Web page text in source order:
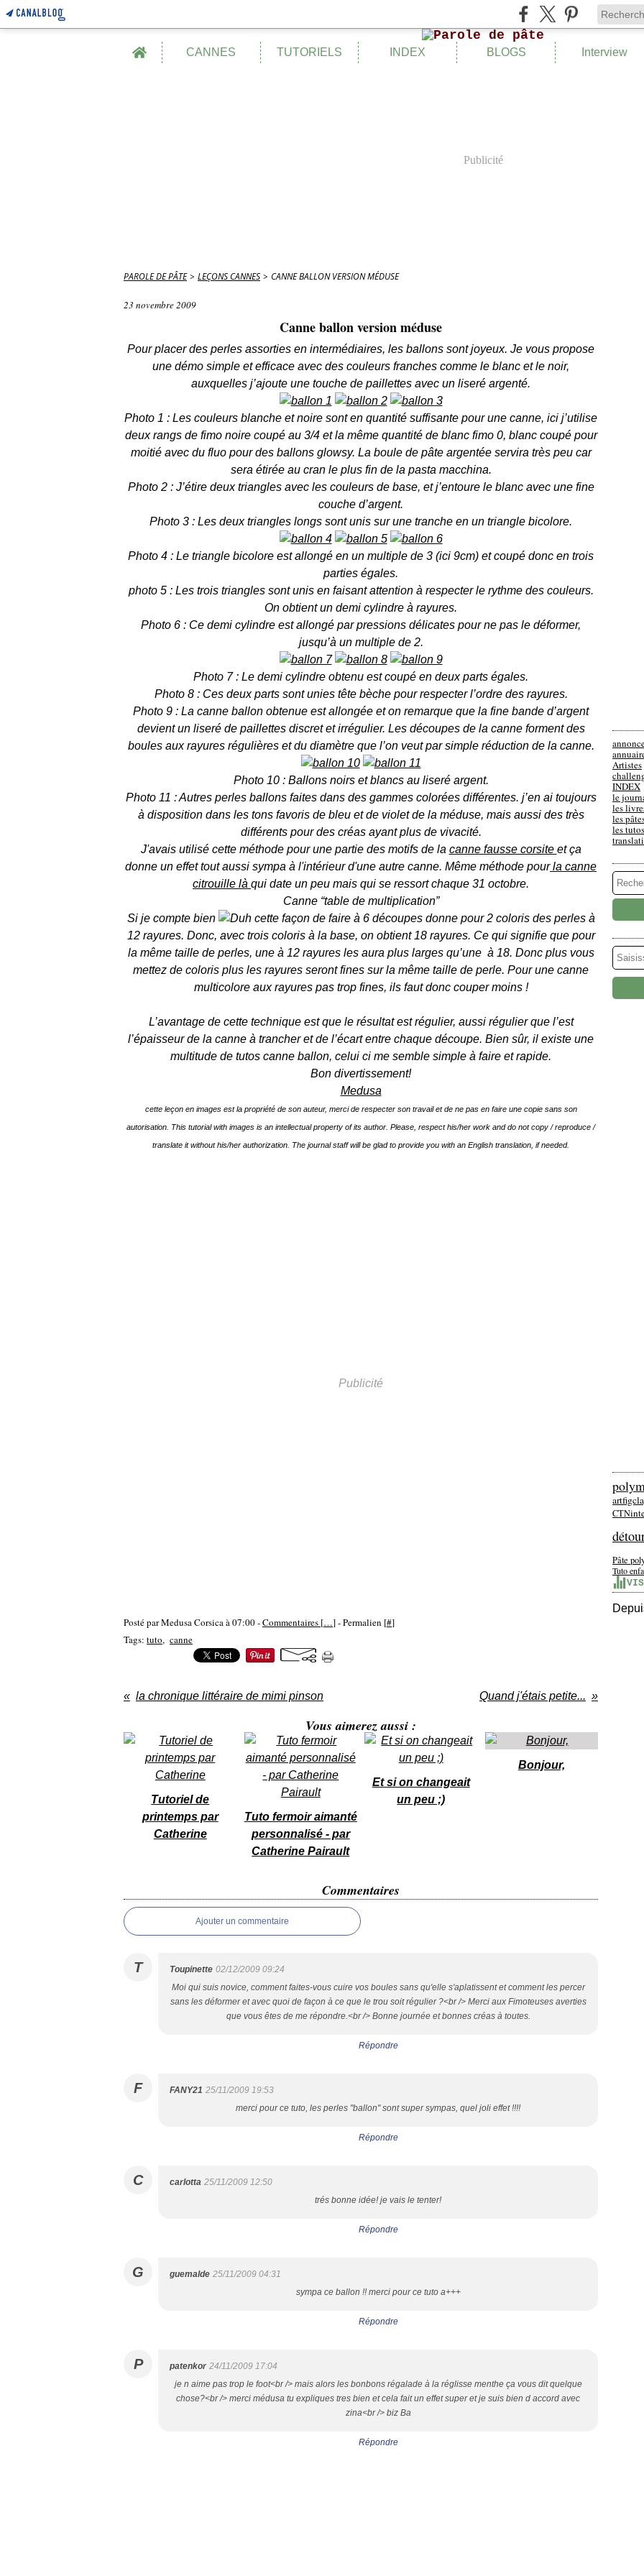
Home CANNES TUTORIELS INDEX BLOGS Interview
Publicité
PAROLE DE PÂTE > LEÇONS CANNES > CANNE BALLON VERSION MÉDUSE
23 novembre 2009
Canne ballon version méduse
Pour placer des perles assorties en intermédiaires, les ballons sont joyeux. Je vous propose
une démo simple et efficace avec des couleurs franches comme le blanc et le noir,
auxquelles j’ajoute une touche de paillettes avec un liseré argenté.
Photo 1 : Les couleurs blanche et noire sont en quantité suffisante pour une canne, ici j’utilise
deux rangs de fimo noire coupé au 3/4 et la même quantité de blanc fimo 0, blanc coupé pour
moitié avec du fluo pour des ballons glowsy. La boule de pâte argentée servira très peu car
sera étirée au cran le plus fin de la pasta macchina.
Photo 2 : J’étire deux triangles avec les couleurs de base, et j’entoure le blanc avec une fine
couche d’argent.
Photo 3 : Les deux triangles longs sont unis sur une tranche en un triangle bicolore.
Photo 4 : Le triangle bicolore est allongé en un multiple de 3 (ici 9cm) et coupé donc en trois
parties égales.
photo 5 : Les trois triangles sont unis en faisant attention à respecter le rythme des couleurs.
On obtient un demi cylindre à rayures.
Photo 6 : Ce demi cylindre est allongé par pressions délicates pour ne pas le déformer,
jusqu’à un multiple de 2.
Photo 7 : Le demi cylindre obtenu est coupé en deux parts égales.
Photo 8 : Ces deux parts sont unies tête bèche pour respecter l’ordre des rayures.
Photo 9 : La canne ballon obtenue est allongée et on remarque que la fine bande d’argent
devient un liseré de paillettes discret et irrégulier. Les découpes de la canne forment des
boules aux rayures régulières et du diamètre que l’on veut par simple réduction de la canne.
Photo 10 : Ballons noirs et blancs au liseré argent.
Photo 11 : Autres perles ballons faites dans des gammes colorées différentes. j’en ai toujours
à disposition dans les tons favoris de bleu et de violet de la méduse, mais aussi des très
différents pour des créas ayant plus de vivacité.
J'avais utilisé cette méthode pour une partie des motifs de la canne fausse corsite et ça
donne un effet tout aussi sympa à l'intérieur d'une autre canne. Même méthode pourla canne
citrouille là qui date un peu mais qui se ressort chaque 31 octobre.
Canne “table de multiplication”
Si je compte bien
cette façon de faire à 6 découpes donne pour 2 coloris des perles à
12 rayures. Donc, avec trois coloris à la base, on obtient 18 rayures. Ce qui signifie que pour
la même taille de perles, une à 12 rayures les aura plus larges qu’une à 18. Donc plus vous
mettez de coloris plus les rayures seront fines sur la même taille de perle. Pour une canne
multicolore aux rayures pas trop fines, ils faut donc couper moins !
L’avantage de cette technique est que le résultat est régulier, aussi régulier que l’est
l’épaisseur de la canne à trancher et de l’écart entre chaque découpe. Bien sûr, il existe une
multitude de tutos canne ballon, celui ci me semble simple à faire et rapide.
Bon divertissement!
Medusa
cette leçon en images est la propriété de son auteur, merci de respecter son travail et de ne pas en faire une copie sans son
autorisation. This tutorial with images is an intellectual property of its author. Please, respect his/her work and do not copy / reproduce /
translate it without his/her authorization. The journal staff will be glad to provide you with an English translation, if needed.
Publicité
Posté par Medusa Corsica à 07:00 -Commentaires […]- Permalien [#]
Tags: tuto, canne
la chronique littéraire de mimi pinson Quand j'étais petite...
Vous aimerez aussi :
Tutoriel de
printemps par
Catherine
Tuto fermoir aimanté
personnalisé - par
Catherine Pairault
Et si on changeait
un peu ;)
Bonjour,
Commentaires
Ajouter un commentaire
T Toupinette 02/12/2009 09:24
Moi qui suis novice, comment faites-vous cuire vos boules sans qu'elle s'aplatissent et comment les percer
sans les déformer et avec quoi de façon à ce que le trou soit régulier ?<br /> Merci aux Fimoteuses averties
que vous êtes de me répondre.<br /> Bonne journée et bonnes créas à toutes.
Répondre
F FANY21 25/11/2009 19:53
merci pour ce tuto, les perles "ballon" sont super sympas, quel joli effet !!!!
Répondre
C carlotta 25/11/2009 12:50
trés bonne idée! je vais le tenter!
Répondre
G guemalde 25/11/2009 04:31
sympa ce ballon !! merci pour ce tuto a+++
Répondre
P patenkor 24/11/2009 17:04
je n aime pas trop le foot<br /> mais alors les bonbons régalade à la réglisse menthe ça vous dit quelque
chose?<br /> merci médusa tu expliques tres bien et cela fait un effet super et je suis bien d accord avec
zina<br /> biz Ba
Répondre
Artistes
INDEX
le
les
les
les tutos
CTN
Pâte
Tuto